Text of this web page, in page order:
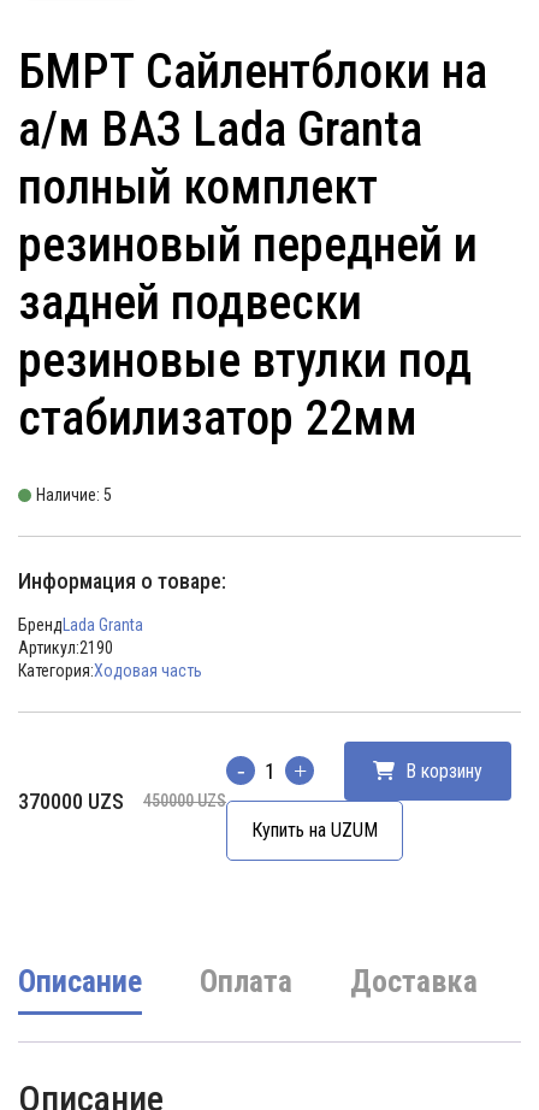
БМРТ Сайлентблоки на
а/м ВАЗ Lada Granta
полный комплект
резиновый передней и
задней подвески
резиновые втулки под
стабилизатор 22мм
Наличие: 5
Информация о товаре:
Бренд Lada Granta
Артикул:2190
Категория:Ходовая часть
450000UZS
Первоначальная
370000 UZS
Текущая
Количество В корзину
Купить на UZUM
Описание Оплата Доставка
Описание